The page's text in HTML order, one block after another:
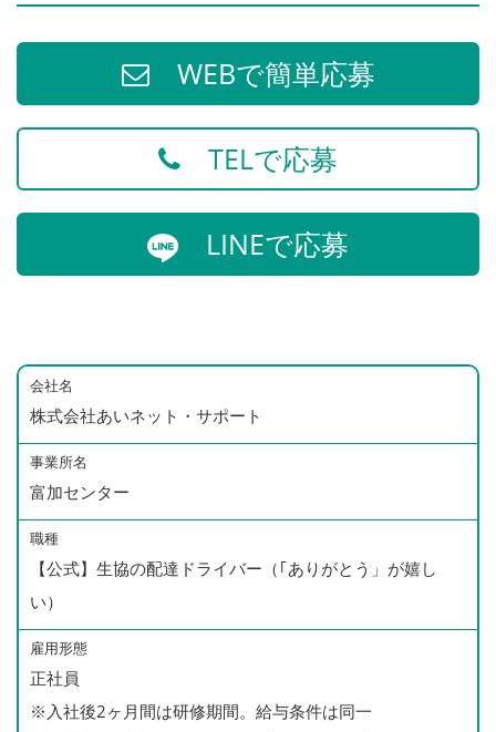
WEBで簡単応募
TELで応募
LINEで応募
会社名
株式会社あいネット・サポート
事業所名
富加センター
職種
【公式】生協の配達ドライバー（｢ありがとう」が嬉し
い）
雇用形態
正社員
※入社後2ヶ月間は研修期間。給与条件は同一